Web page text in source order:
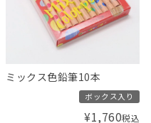
ミックス色鉛筆10本
ボックス入り
¥1,760税込